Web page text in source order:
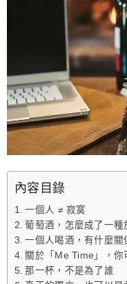
內容目錄
一個人 ≠ 寂寞
葡萄酒，怎麼成了一種
一個人喝酒，有什麼關
關於「Me Time」，你
那一杯，不是為了誰